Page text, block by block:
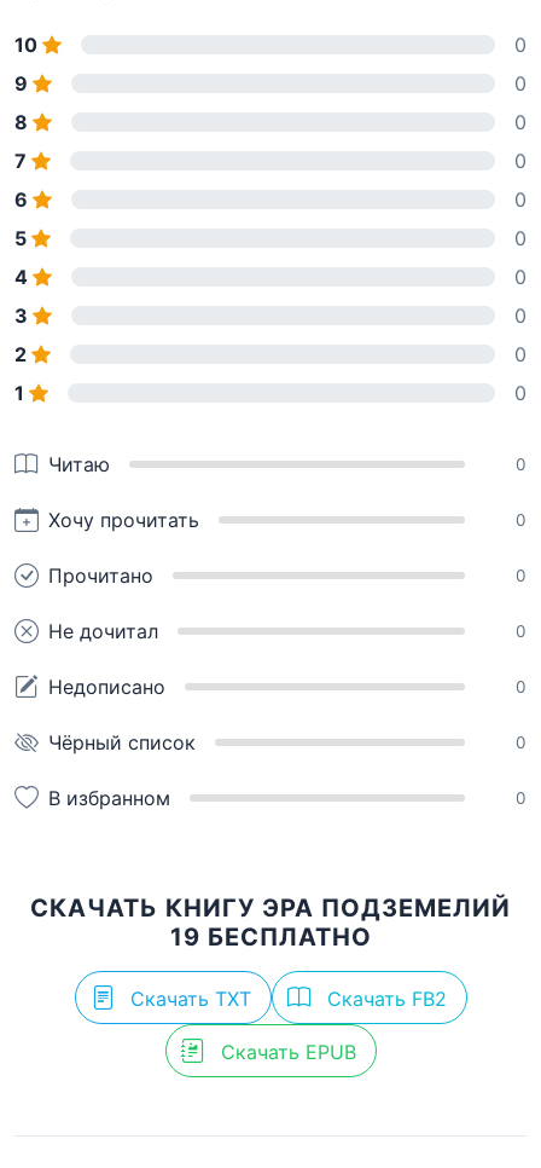
10
0
9
0
8
0
7
0
6
0
5
0
4
0
3
0
2
0
1
0
Читаю 0
Хочу прочитать 0
Прочитано 0
Не дочитал 0
Недописано 0
Чёрный список 0
В избранном 0
СКАЧАТЬ КНИГУ ЭРА ПОДЗЕМЕЛИЙ
19 БЕСПЛАТНО
Скачать TXT Скачать FB2
Скачать EPUB